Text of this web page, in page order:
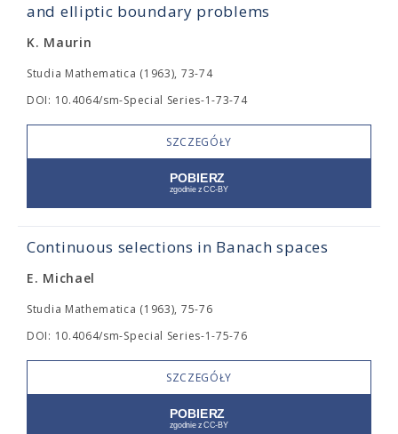
and elliptic boundary problems
K. Maurin
Studia Mathematica (1963), 73-74
DOI: 10.4064/sm-Special Series-1-73-74
SZCZEGÓŁY
Continuous selections in Banach spaces
E. Michael
Studia Mathematica (1963), 75-76
DOI: 10.4064/sm-Special Series-1-75-76
SZCZEGÓŁY